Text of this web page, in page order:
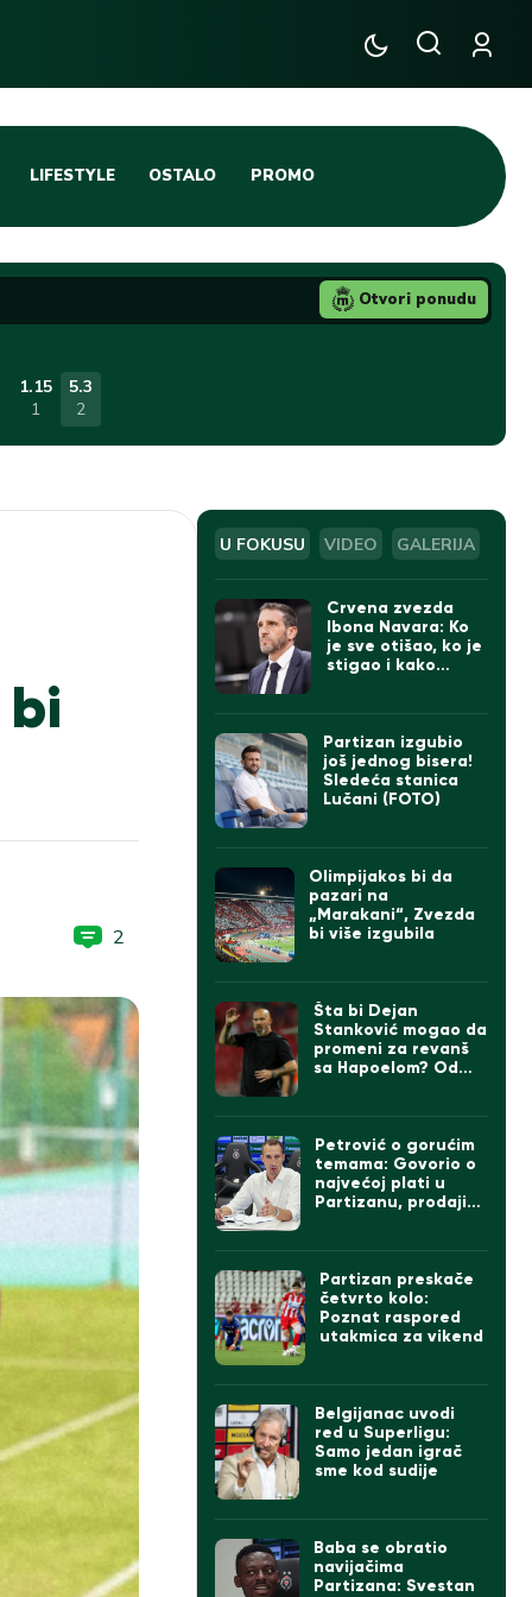
KOŠARKA
LIFESTYLE OSTALO
TENIS
TIFO SCENA
PROMO
1.15
1
5.3
2
Otvori ponudu
2
U FOKUSU VIDEO GALERIJA
Crvena zvezda
Ibona Navara: Ko
je sve otišao, ko je
stigao i kako
Partizan izgubio
još jednog bisera!
Sledeća stanica
Lučani (FOTO)
Olimpijakos bi da
pazari na
„Marakani“, Zvezda
bi više izgubila
Šta bi Dejan
Stanković mogao da
promeni za revanš
sa Hapoelom? Od
Petrović o gorućim
temama: Govorio o
najvećoj plati u
Partizanu, prodaji
Partizan preskače
četvrto kolo:
Poznat raspored
utakmica za vikend
Belgijanac uvodi
red u Superligu:
Samo jedan igrač
sme kod sudije
Baba se obratio
navijačima
Partizana: Svestan